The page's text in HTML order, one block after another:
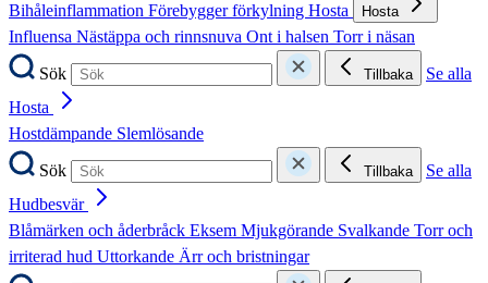
Bihåleinflammation Förebygger förkylning Hosta Hosta
Influensa Nästäppa och rinnsnuva Ont i halsen Torr i näsan
Sök
Tillbaka
Se alla
Hosta
Hostdämpande Slemlösande
Sök
Tillbaka
Se alla
Hudbesvär
Blåmärken och åderbråck Eksem Mjukgörande Svalkande Torr och
irriterad hud Uttorkande Ärr och bristningar